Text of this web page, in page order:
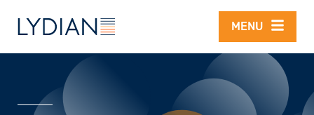
Aller au contenu principal
MENU